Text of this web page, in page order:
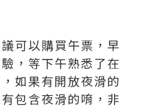
可以購買午票，早
，等下午熟悉了在
如果有開放夜滑的
包含夜滑的唷，非